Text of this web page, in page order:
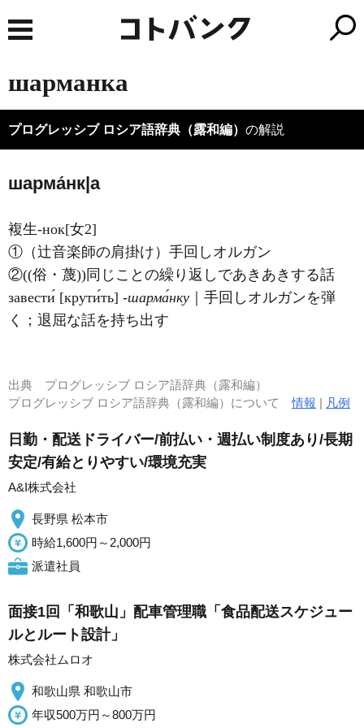
шарманка
プログレッシブ ロシア語辞典（露和編） の解説
шарма́нк|а
複生-нок[女2]
①（辻音楽師の肩掛け）手回しオルガン
②((俗・蔑))同じことの繰り返しであきあきする話
завести́ [крути́ть] ‐шарма́нку ｜手回しオルガンを弾
く；退屈な話を持ち出す
出典 プログレッシブ ロシア語辞典（露和編）
プログレッシブ ロシア語辞典（露和編）について情報 | 凡例
日勤・配送ドライバー/前払い・週払い制度あり/長期
安定/有給とりやすい/環境充実
A&I株式会社
長野県 松本市
時給1,600円～2,000円
派遣社員
面接1回「和歌山」配車管理職「食品配送スケジュー
ルとルート設計」
株式会社ムロオ
和歌山県 和歌山市
年収500万円～800万円